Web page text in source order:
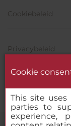
Cookiebeleid
Privacybeleid
Cookie
This site
parties to
experience,